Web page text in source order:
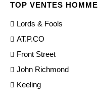
TOP VENTES HOMME
Lords & Fools
AT.P.CO
Front Street
John Richmond
Keeling